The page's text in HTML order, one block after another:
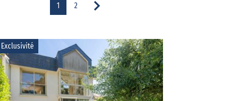
1 2
Exclusivité